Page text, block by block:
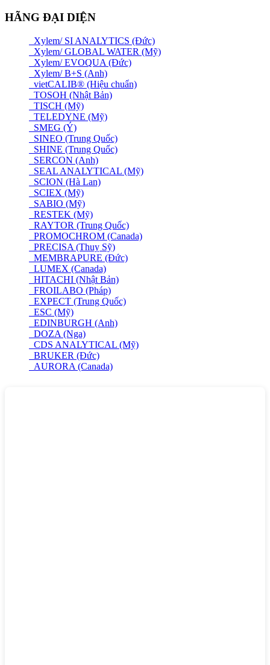
HÃNG ĐẠI DIỆN
Xylem/ SI ANALYTICS (Đức)
Xylem/ GLOBAL WATER (Mỹ)
Xylem/ EVOQUA (Đức)
Xylem/ B+S (Anh)
vietCALIB® (Hiệu chuẩn)
TOSOH (Nhật Bản)
TISCH (Mỹ)
TELEDYNE (Mỹ)
SMEG (Ý)
SINEO (Trung Quốc)
SHINE (Trung Quốc)
SERCON (Anh)
SEAL ANALYTICAL (Mỹ)
SCION (Hà Lan)
SCIEX (Mỹ)
SABIO (Mỹ)
RESTEK (Mỹ)
RAYTOR (Trung Quốc)
PROMOCHROM (Canada)
PRECISA (Thuỵ Sỹ)
MEMBRAPURE (Đức)
LUMEX (Canada)
HITACHI (Nhật Bản)
FROILABO (Pháp)
EXPECT (Trung Quốc)
ESC (Mỹ)
EDINBURGH (Anh)
DOZA (Nga)
CDS ANALYTICAL (Mỹ)
BRUKER (Đức)
AURORA (Canada)